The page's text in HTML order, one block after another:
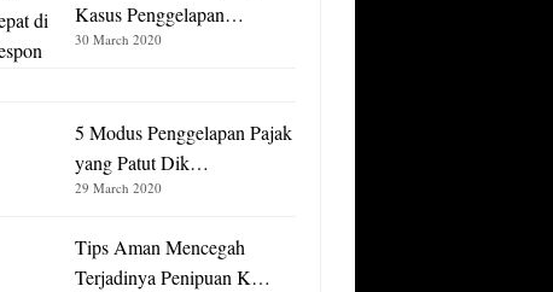
Kasus Penggelapan…
30 March 2020
5 Modus Penggelapan Pajak
yang Patut Dik…
29 March 2020
Tips Aman Mencegah
Terjadinya Penipuan K…